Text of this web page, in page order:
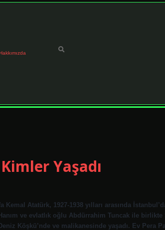
Hakkımızda
Yaşadı
Kemal Atatürk, 1927-1938 yılları arasında
ve evlatlık oğlu Abdürrahim Tuncak ile
Köşkü’nde ve malikanesinde yaşadı. Ev Pera